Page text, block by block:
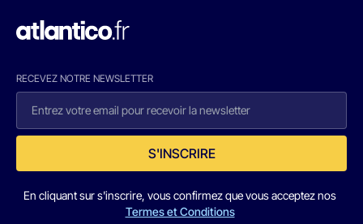
RECEVEZ NOTRE NEWSLETTER
S'INSCRIRE
En cliquant sur s'inscrire, vous confirmez que vous acceptez nos
Termes et Conditions